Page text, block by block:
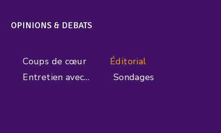
OPINIONS & DEBATS
Coups de cœur
Éditorial
Entretien avec…
Sondages